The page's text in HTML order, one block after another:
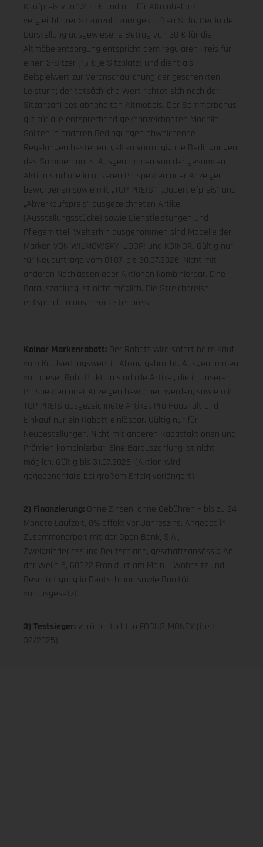
Kaufpreis von 1.200 € und nur für Altmöbel mit
vergleichbarer Sitzanzahl zum gekauften Sofa. Der in der
Darstellung ausgewiesene Betrag von 30 € für die
Altmöbelentsorgung entspricht dem regulären Preis für
einen 2-Sitzer (15 € je Sitzplatz) und dient als
Beispielwert zur Veranschaulichung der geschenkten
Leistung; der tatsächliche Wert richtet sich nach der
Sitzanzahl des abgeholten Altmöbels. Der Sommerbonus
gilt für alle entsprechend gekennzeichneten Modelle.
Sollten in anderen Bedingungen abweichende
Regelungen bestehen, gelten vorrangig die Bedingungen
des Sommerbonus. Ausgenommen von der gesamten
Aktion sind alle in unseren Prospekten oder Anzeigen
beworbenen sowie mit „TOP PREIS", „Dauertiefpreis" und
„Abverkaufspreis" ausgezeichneten Artikel
(Ausstellungsstücke) sowie Dienstleistungen und
Pflegemittel. Weiterhin ausgenommen sind Modelle der
Marken VON WILMOWSKY, JOOP! und KOINOR. Gültig nur
für Neuaufträge vom 01.07. bis 30.07.2026. Nicht mit
anderen Nachlässen oder Aktionen kombinierbar. Eine
Barauszahlung ist nicht möglich. Die Streichpreise
entsprechen unserem Listenpreis.
Koinor Markenrabatt: Der Rabatt wird sofort beim Kauf
vom Kaufvertragswert in Abzug gebracht. Ausgenommen
von dieser Rabattaktion sind alle Artikel, die in unseren
Prospekten oder Anzeigen beworben werden, sowie mit
TOP PREIS ausgezeichnete Artikel. Pro Haushalt und
Einkauf nur ein Rabatt einlösbar. Gültig nur für
Neubestellungen. Nicht mit anderen Rabattaktionen und
Prämien kombinierbar. Eine Barauszahlung ist nicht
möglich. Gültig bis 31.07.2026. (Aktion wird
gegebenenfalls bei großem Erfolg verlängert).
2) Finanzierung: Ohne Zinsen, ohne Gebühren – bis zu 24
Monate Laufzeit, 0% effektiver Jahreszins. Angebot in
Zusammenarbeit mit der Open Bank, S.A.,
Zweigniederlassung Deutschland, geschäftsansässig An
der Welle 5, 60322 Frankfurt am Main – Wohnsitz und
Beschäftigung in Deutschland sowie Bonität
vorausgesetzt
3) Testsieger: veröffentlicht in FOCUS-MONEY (Heft
32/2025)